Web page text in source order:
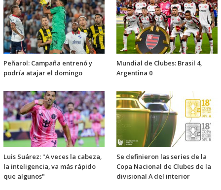
Peñarol: Campaña entrenó y
podría atajar el domingo
Mundial de Clubes: Brasil 4,
Argentina 0
Luis Suárez: "A veces la cabeza,
la inteligencia, va más rápido
que algunos"
Se definieron las series de la
Copa Nacional de Clubes de la
divisional A del interior